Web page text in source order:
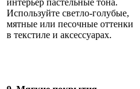
интерьер пастельные тона.
Используйте светло-голубые,
мятные или песочные оттенки
в текстиле и аксессуарах.